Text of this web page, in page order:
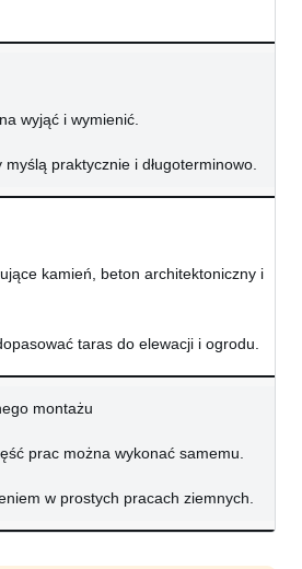
wyjąć i wymienić.
praktycznie i długoterminowo.
kamień, beton architektoniczny i
taras do elewacji i ogrodu.
montażu
prac można wykonać samemu.
w prostych pracach ziemnych.